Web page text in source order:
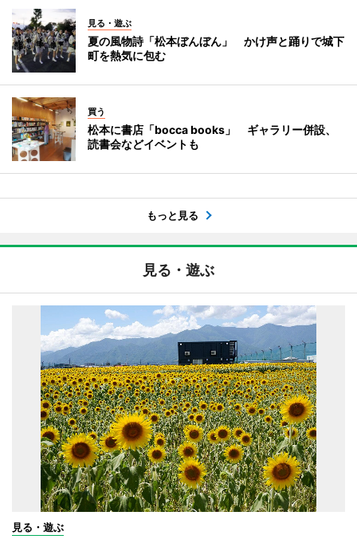
見る・遊ぶ
夏の風物詩「松本ぼんぼん」 かけ声と踊りで城下
町を熱気に包む
買う
松本に書店「bocca books」 ギャラリー併設、
読書会などイベントも
もっと見る
見る・遊ぶ
見る・遊ぶ